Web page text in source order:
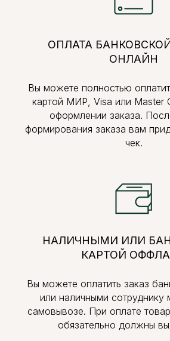
ОПЛАТА
ОНЛАЙН
Вы можете полностью
картой МИР, Visa или Master
оформлении заказа.
формирования заказа вам
чек.
НАЛИЧНЫМИ ИЛИ
КАРТОЙ
Вы можете оплатить заказ
или наличными сотруднику
самовывозе. При оплате
обязательно должны